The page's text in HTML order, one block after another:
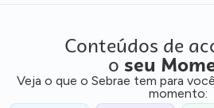
Conteúdos de
o seu
Veja o que o Sebrae tem para
momento: